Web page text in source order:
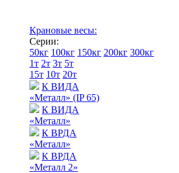
Крановые весы:
Серии:
50кг 100кг 150кг 200кг 300кг
1т 2т 3т 5т
15т 10т 20т
К ВИДА
«Металл» (IP 65)
К ВИДА
«Металл»
К ВРДА
«Металл»
К ВРДА
«Металл 2»